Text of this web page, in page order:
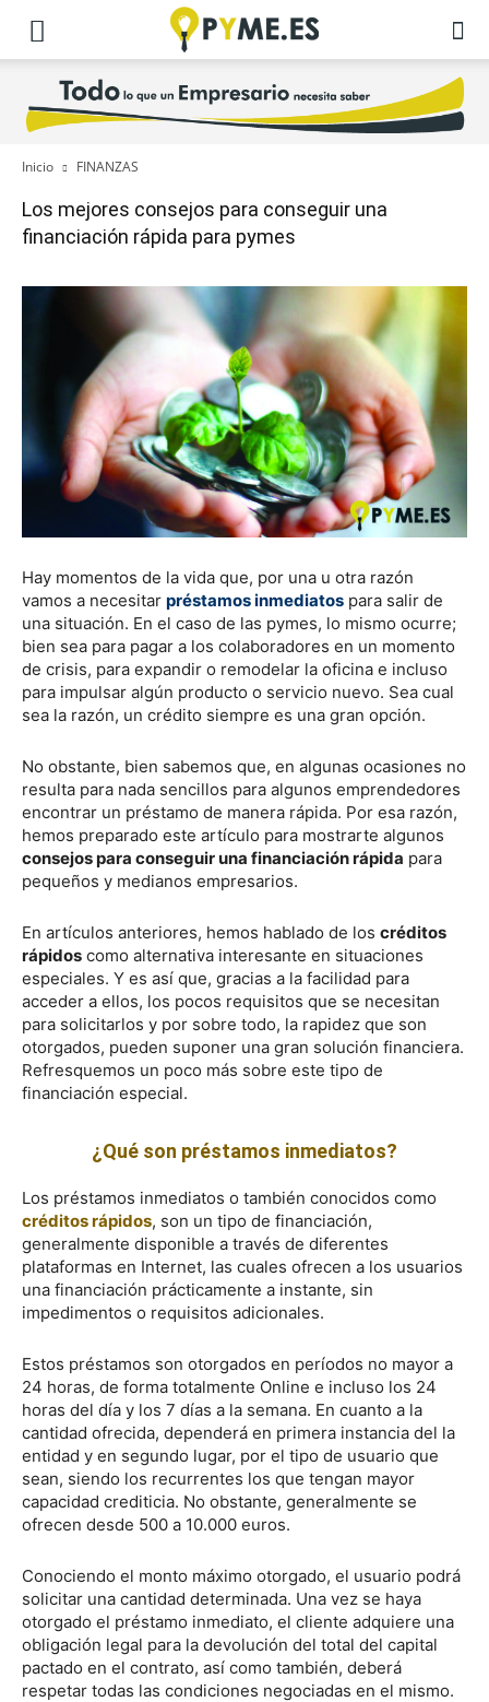
Inicio FINANZAS
Los mejores consejos para conseguir una
financiación rápida para pymes
Hay momentos de la vida que, por una u otra razón
vamos a necesitar préstamos inmediatos para salir de
una situación. En el caso de las pymes, lo mismo ocurre;
bien sea para pagar a los colaboradores en un momento
de crisis, para expandir o remodelar la oficina e incluso
para impulsar algún producto o servicio nuevo. Sea cual
sea la razón, un crédito siempre es una gran opción.
No obstante, bien sabemos que, en algunas ocasiones no
resulta para nada sencillos para algunos emprendedores
encontrar un préstamo de manera rápida. Por esa razón,
hemos preparado este artículo para mostrarte algunos
consejos para conseguir una financiación rápida para
pequeños y medianos empresarios.
En artículos anteriores, hemos hablado de los créditos
rápidos como alternativa interesante en situaciones
especiales. Y es así que, gracias a la facilidad para
acceder a ellos, los pocos requisitos que se necesitan
para solicitarlos y por sobre todo, la rapidez que son
otorgados, pueden suponer una gran solución financiera.
Refresquemos un poco más sobre este tipo de
financiación especial.
¿Qué son préstamos inmediatos?
Los préstamos inmediatos o también conocidos como
créditos rápidos, son un tipo de financiación,
generalmente disponible a través de diferentes
plataformas en Internet, las cuales ofrecen a los usuarios
una financiación prácticamente a instante, sin
impedimentos o requisitos adicionales.
Estos préstamos son otorgados en períodos no mayor a
24 horas, de forma totalmente Online e incluso los 24
horas del día y los 7 días a la semana. En cuanto a la
cantidad ofrecida, dependerá en primera instancia del la
entidad y en segundo lugar, por el tipo de usuario que
sean, siendo los recurrentes los que tengan mayor
capacidad crediticia. No obstante, generalmente se
ofrecen desde 500 a 10.000 euros.
Conociendo el monto máximo otorgado, el usuario podrá
solicitar una cantidad determinada. Una vez se haya
otorgado el préstamo inmediato, el cliente adquiere una
obligación legal para la devolución del total del capital
pactado en el contrato, así como también, deberá
respetar todas las condiciones negociadas en el mismo.